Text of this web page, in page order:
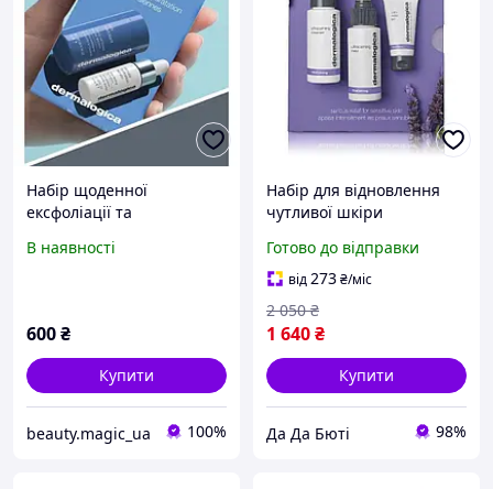
Набір щоденної
ексфоліації та
Dermalogica Daily
В наявності
600₴
Купити
beauty.magic_ua 100%
Набір для відновлення
чутливої шкіри
Rescue Kit
Готово до відправки
від273₴/міс
1 640₴
2 050 ₴
Купити
Да Да Бюті 98%